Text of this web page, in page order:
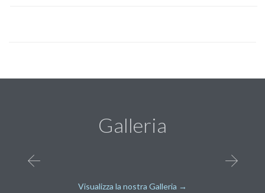
Galleria
Visualizza la nostra Galleria →